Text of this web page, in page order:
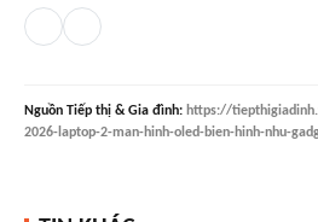
Nguồn Tiếp thị & Gia đình: https://
2026-laptop-2-man-hinh-oled-bien-hinh-nhu-